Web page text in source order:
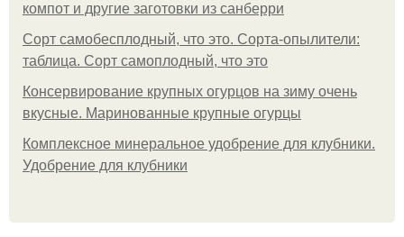
компот и другие заготовки из санберри
Сорт самобесплодный, что это. Сорта-опылители:
таблица. Сорт самоплодный, что это
Консервирование крупных огурцов на зиму очень
вкусные. Маринованные крупные огурцы
Комплексное минеральное удобрение для клубники.
Удобрение для клубники